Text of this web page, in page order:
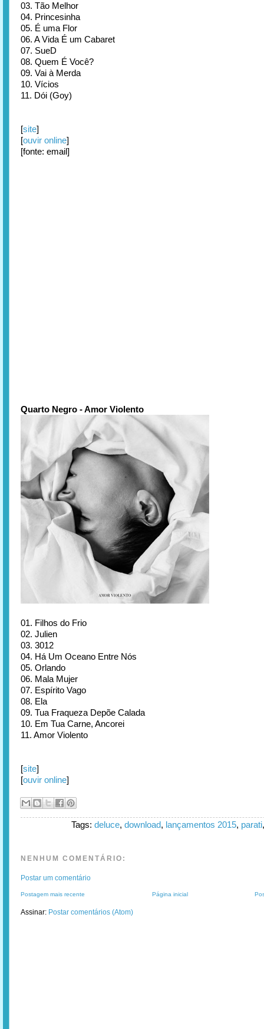
03. Tão Melhor
04. Princesinha
05. É uma Flor
06. A Vida É um Cabaret
07. SueD
08. Quem É Você?
09. Vai à Merda
10. Vícios
11. Dói (Goy)
[site]
[ouvir online]
[fonte: email]
Quarto Negro - Amor Violento
01. Filhos do Frio
02. Julien
03. 3012
04. Há Um Oceano Entre Nós
05. Orlando
06. Mala Mujer
07. Espírito Vago
08. Ela
09. Tua Fraqueza Depõe Calada
10. Em Tua Carne, Ancorei
11. Amor Violento
[site]
[ouvir online]
Tags: deluce, download, lançamentos 2015, parati
NENHUM COMENTÁRIO:
Postar um comentário
Postagem mais recente Página inicial
Assinar: Postar comentários (Atom)